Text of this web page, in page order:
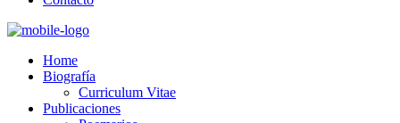
Home
Biografía
Curriculum Vitae​
Publicaciones